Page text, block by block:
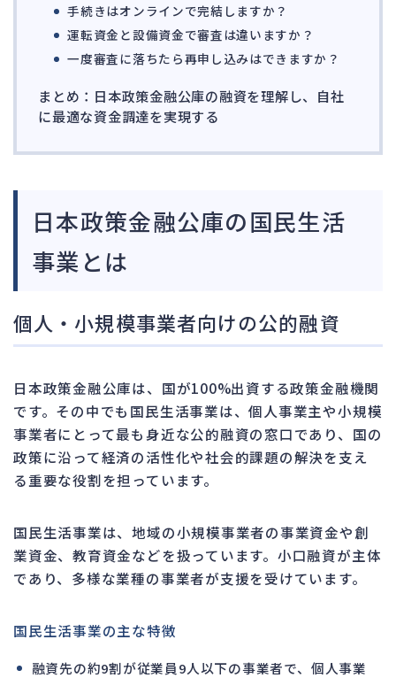
手続きはオンラインで完結しますか？
運転資金と設備資金で審査は違いますか？
一度審査に落ちたら再申し込みはできますか？
まとめ：日本政策金融公庫の融資を理解し、自社
に最適な資金調達を実現する
日本政策金融公庫の国民生活
事業とは
個人・小規模事業者向けの公的融資
日本政策金融公庫は、国が100%出資する政策金融機関
です。その中でも国民生活事業は、個人事業主や小規模
事業者にとって最も身近な公的融資の窓口であり、国の
政策に沿って経済の活性化や社会的課題の解決を支え
る重要な役割を担っています。
国民生活事業は、地域の小規模事業者の事業資金や創
業資金、教育資金などを扱っています。小口融資が主体
であり、多様な業種の事業者が支援を受けています。
国民生活事業の主な特徴
融資先の約9割が従業員9人以下の事業者で、個人事業